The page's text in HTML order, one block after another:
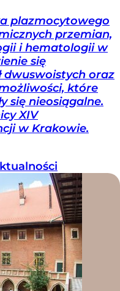
plazmocytowego
przemian,
i hematologii w
się
dwuswoistych oraz
które
się nieosiągalne.
XIV
w Krakowie.